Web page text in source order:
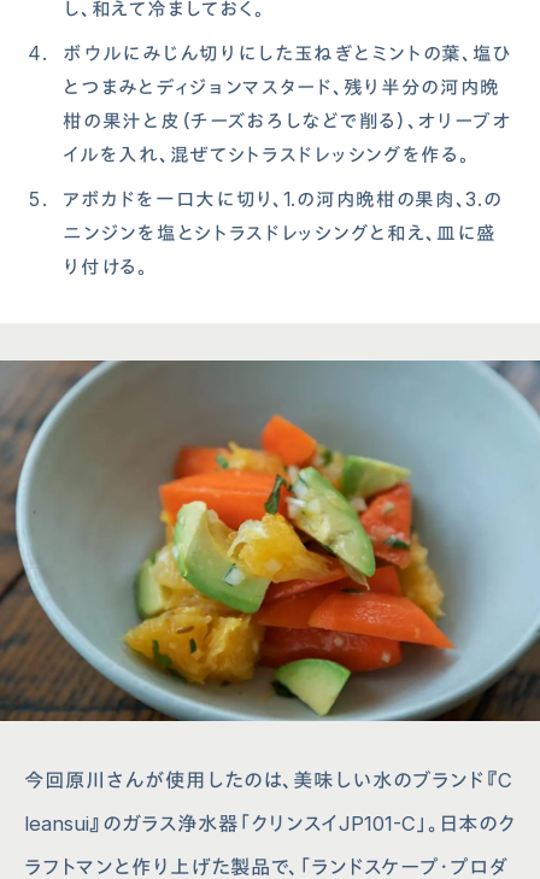
し、和えて冷ましておく。
ボウルにみじん切りにした玉ねぎとミントの葉、塩ひ
とつまみとディジョンマスタード、残り半分の河内晩
柑の果汁と皮（チーズおろしなどで削る）、オリーブオ
イルを入れ、混ぜてシトラスドレッシングを作る。
アボカドを一口大に切り、1.の河内晩柑の果肉、3.の
ニンジンを塩とシトラスドレッシングと和え、皿に盛
り付ける。
今回原川さんが使用したのは、美味しい水のブランド『C
leansui』のガラス浄水器「クリンスイJP101-C」。日本のク
ラフトマンと作り上げた製品で、「ランドスケープ・プロダ